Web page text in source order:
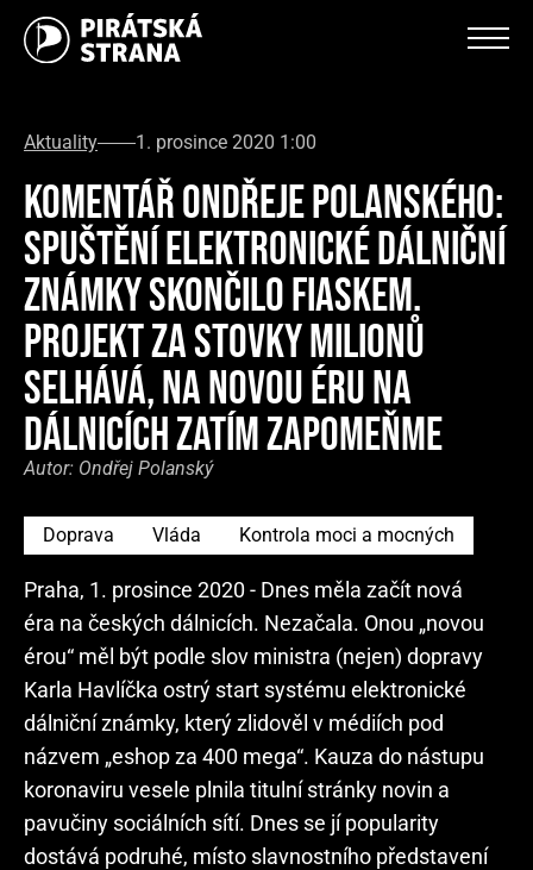
Aktuality 1. prosince 2020 1:00
KOMENTÁŘ ONDŘEJE POLANSKÉHO:
SPUŠTĚNÍ ELEKTRONICKÉ DÁLNIČNÍ
ZNÁMKY SKONČILO FIASKEM.
PROJEKT ZA STOVKY MILIONŮ
SELHÁVÁ, NA NOVOU ÉRU NA
DÁLNICÍCH ZATÍM ZAPOMEŇME
Autor: Ondřej Polanský
Doprava Vláda Kontrola moci a mocných
Praha, 1. prosince 2020 - Dnes měla začít nová
éra na českých dálnicích. Nezačala. Onou „novou
érou“ měl být podle slov ministra (nejen) dopravy
Karla Havlíčka ostrý start systému elektronické
dálniční známky, který zlidověl v médiích pod
názvem „eshop za 400 mega“. Kauza do nástupu
koronaviru vesele plnila titulní stránky novin a
pavučiny sociálních sítí. Dnes se jí popularity
dostává podruhé, místo slavnostního představení